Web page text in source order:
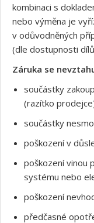
kombinaci s
nebo výměna je
v odůvodněných
(dle dostupnosti
Záruka se
součástky
(razítko
součástky
poškození v
poškození vinou
systému nebo
poškození
předčasné